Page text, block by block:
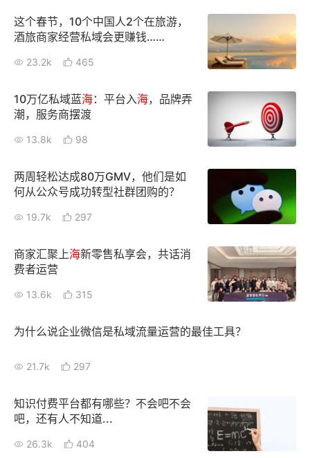
AllValue 战略合作
增长产品指南
智库 产品场景库
品牌消费观 行业报告
新零售资讯
培训课程
私域课程
增长俱乐部
合作共进
入驻有赞
这个春节，10个中国人2个在旅游，
酒旅商家经营私域会更赚钱……
23.2k 465
10万亿私域蓝海：平台入海，品牌弄
潮，服务商摆渡
13.8k 98
两周轻松达成80万GMV，他们是如
何从公众号成功转型社群团购的？
19.7k 297
商家汇聚上海新零售私享会，共话消
费者运营
13.6k 315
为什么说企业微信是私域流量运营的最佳工具？
21.7k 297
知识付费平台都有哪些？不会吧不会
吧，还有人不知道...
26.3k 404